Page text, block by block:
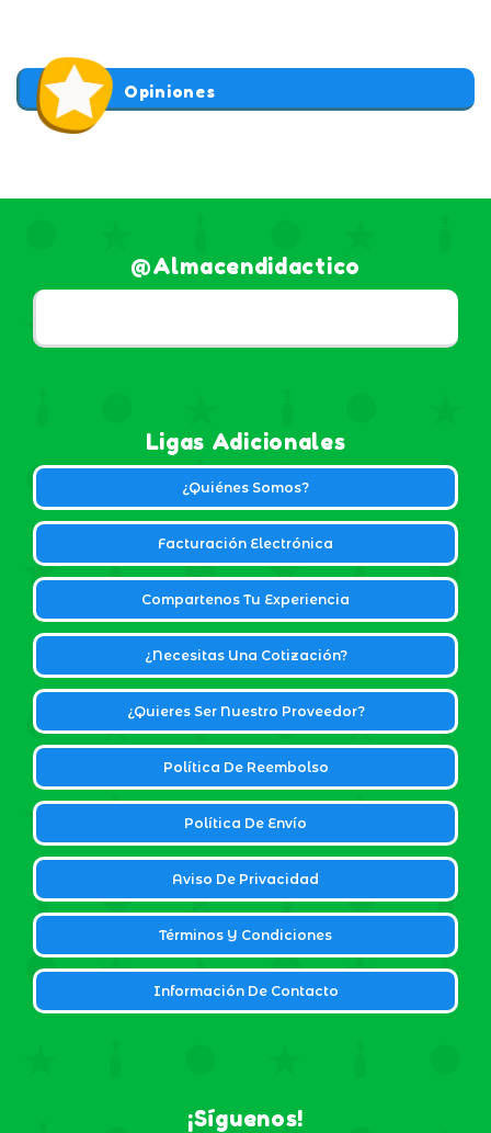
Opiniones
@almacendidactico
Ligas Adicionales
¿Quiénes Somos?
Facturación Electrónica
Compartenos Tu Experiencia
¿Necesitas Una Cotización?
¿Quieres Ser Nuestro Proveedor?
Política De Reembolso
Política De Envío
Aviso De Privacidad
Términos Y Condiciones
Información De Contacto
¡Síguenos!